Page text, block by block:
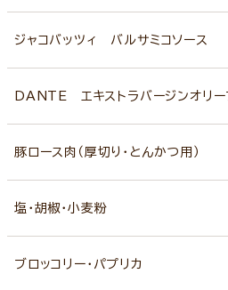
ジャコバッツィ バルサミコソース
DANTE エキストラバージンオリー
豚ロース肉（厚切り・とんかつ用）
塩・胡椒・小麦粉
ブロッコリー・パプリカ